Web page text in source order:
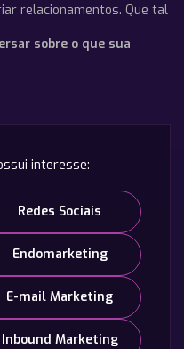
relacionamentos. Que tal
sobre o que sua
interesse:
Redes Sociais
Endomarketing
E-mail Marketing
Inbound Marketing